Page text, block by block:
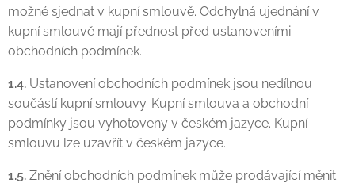
možné sjednat v kupní smlouvě. Odchylná ujednání v
kupní smlouvě mají přednost před ustanoveními
obchodních podmínek.
1.4. Ustanovení obchodních podmínek jsou nedílnou
součástí kupní smlouvy. Kupní smlouva a obchodní
podmínky jsou vyhotoveny v českém jazyce. Kupní
smlouvu lze uzavřít v českém jazyce.
1.5. Znění obchodních podmínek může prodávající měnit